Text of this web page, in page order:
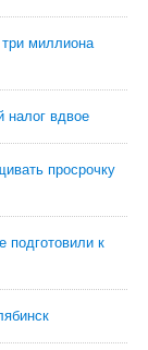
миллиона
налог вдвое
просрочку
подготовили к